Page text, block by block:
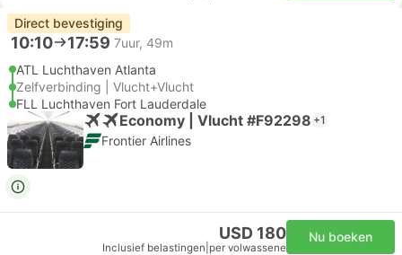
Direct bevestiging
10:10 17:59 7uur, 49m
ATL Luchthaven Atlanta
Zelfverbinding | Vlucht+Vlucht
FLL Luchthaven Fort Lauderdale
Economy | Vlucht #F92298 +1
Frontier Airlines
USD 180
Inclusief belastingen per volwassene
Nu boeken